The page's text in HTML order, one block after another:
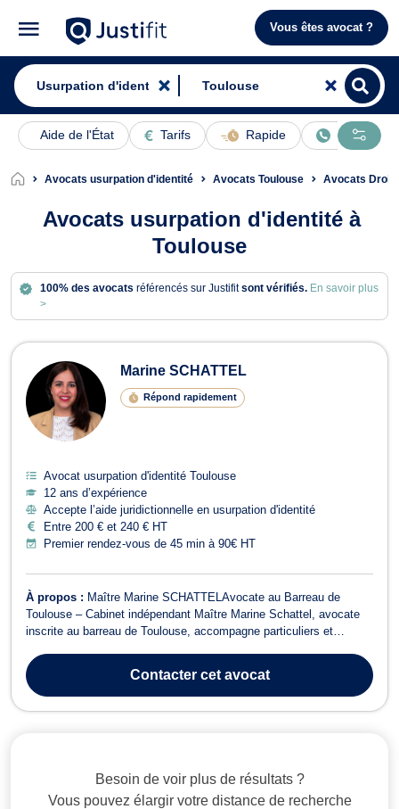
Vous êtes avocat ?
Aide de l'État Tarifs Rapide En ligne
Avocats usurpation d'identité Avocats Toulouse Avocats Droit
Avocats usurpation d'identité à
Toulouse
100% des avocats référencés sur Justifitsont vérifiés. En savoir plus
>
Avocats en usurpation d'identité à
Marine SCHATTEL
Répond rapidement
Avocat usurpation d'identité Toulouse
12 ans d’expérience
Accepte l’aide juridictionnelle en usurpation d'identité
Entre 200 € et 240 € HT
Premier rendez-vous de 45 min à 90€ HT
À propos : Maître Marine SCHATTELAvocate au Barreau de
Toulouse – Cabinet indépendant Maître Marine Schattel, avocate
inscrite au barreau de Toulouse, accompagne particuliers et
intervient principalement en droit bancaire et boursier, droit
immobilier, droit de la réparat...
Contactercet avocat
Besoin de voir plus de résultats ?
Vous pouvez élargir votre distance de recherche